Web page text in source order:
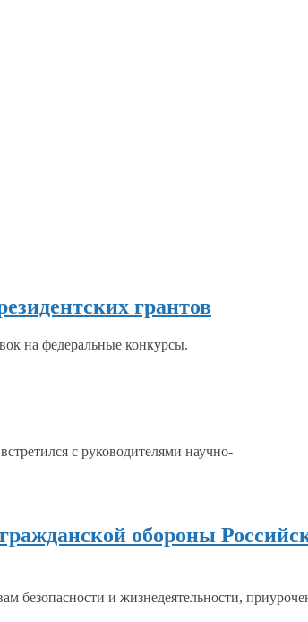
грантов
на федеральные конкурсы.
с руководителями научно-
обороны
безопасности и жизнедеятельности,